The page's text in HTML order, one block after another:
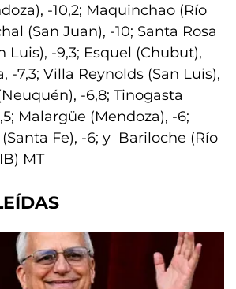
-10,2; Maquinchao (Río
(San Juan), -10; Santa Rosa
Luis), -9,3; Esquel (Chubut),
-7,3; Villa Reynolds (San Luis),
-6,8; Tinogasta
Malargüe (Mendoza), -6;
Fe), -6; y Bariloche (Río
MT